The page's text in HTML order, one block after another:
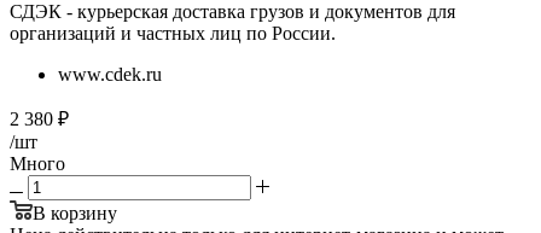
СДЭК - курьерская доставка грузов и документов для
организаций и частных лиц по России.
www.cdek.ru
2 380 ₽
/шт
Много
В корзину